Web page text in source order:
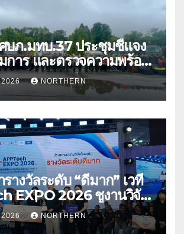
บภ.มทบ.37 ประชุมชี้แจง
การ และตรวจความพร้อม
รเทาสาธารณภัย
2026 NORTHERN
างวัลระดับ “ดีมาก” เวที
EXPO 2026 ชูงานวิจัย
บเคลื่อนนวัตกรรมสู่เชิง
2026 NORTHERN